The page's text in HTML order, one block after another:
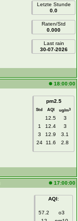
Letzte Stunde
0.0
Raten/Std
0.000
Last rain
30-07-2026
18:00:00
pm2.5
Std AQI ug/m3
12.5
3
1
12.4
3
3
12.9
3.1
24
11.6 2.8
17:00:00
AQI:
57.2
o3